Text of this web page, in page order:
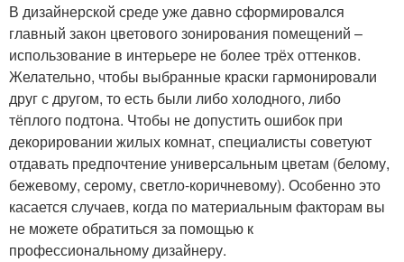
В дизайнерской среде уже давно сформировался
главный закон цветового зонирования помещений –
использование в интерьере не более трёх оттенков.
Желательно, чтобы выбранные краски гармонировали
друг с другом, то есть были либо холодного, либо
тёплого подтона. Чтобы не допустить ошибок при
декорировании жилых комнат, специалисты советуют
отдавать предпочтение универсальным цветам (белому,
бежевому, серому, светло-коричневому). Особенно это
касается случаев, когда по материальным факторам вы
не можете обратиться за помощью к
профессиональному дизайнеру.